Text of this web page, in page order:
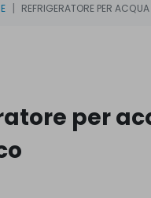
REFRIGERATORE PER
per